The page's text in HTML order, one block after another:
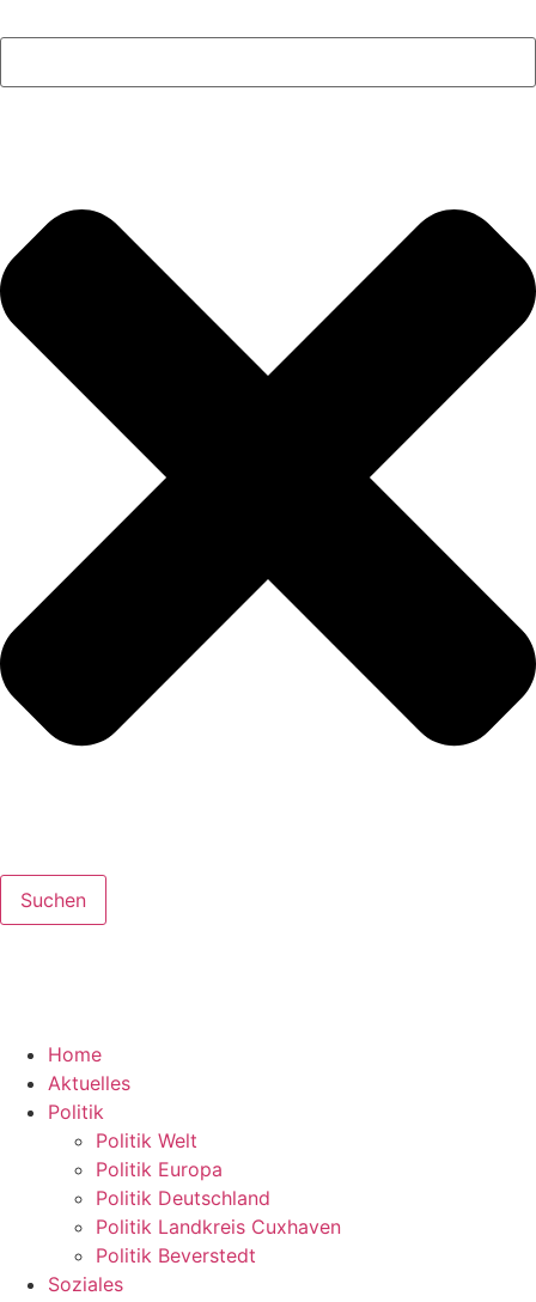
Suchen
Home
Aktuelles
Politik
Politik Welt
Politik Europa
Politik Deutschland
Politik Landkreis Cuxhaven
Politik Beverstedt
Soziales